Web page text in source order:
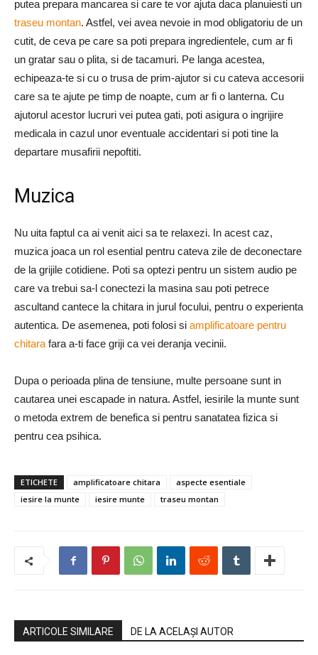
putea prepara mancarea si care te vor ajuta daca planuiesti un
traseu montan. Astfel, vei avea nevoie in mod obligatoriu de un
cutit, de ceva pe care sa poti prepara ingredientele, cum ar fi
un gratar sau o plita, si de tacamuri. Pe langa acestea,
echipeaza-te si cu o trusa de prim-ajutor si cu cateva accesorii
care sa te ajute pe timp de noapte, cum ar fi o lanterna. Cu
ajutorul acestor lucruri vei putea gati, poti asigura o ingrijire
medicala in cazul unor eventuale accidentari si poti tine la
departare musafirii nepoftiti.
Muzica
Nu uita faptul ca ai venit aici sa te relaxezi. In acest caz,
muzica joaca un rol esential pentru cateva zile de deconectare
de la grijile cotidiene. Poti sa optezi pentru un sistem audio pe
care va trebui sa-l conectezi la masina sau poti petrece
ascultand cantece la chitara in jurul focului, pentru o experienta
autentica. De asemenea, poti folosi si amplificatoare pentru
chitarafara a-ti face griji ca vei deranja vecinii.
Dupa o perioada plina de tensiune, multe persoane sunt in
cautarea unei escapade in natura. Astfel, iesirile la munte sunt
o metoda extrem de benefica si pentru sanatatea fizica si
pentru cea psihica.
ETICHETE amplificatoare chitara
aspecte esentiale
iesire la munte
iesire munte traseu montan
ARTICOLE SIMILARE DE LA ACELAȘI AUTOR